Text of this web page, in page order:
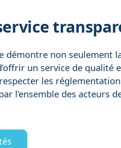
démontre non seulement
un service de qualité
les
l’ensemble des acteurs